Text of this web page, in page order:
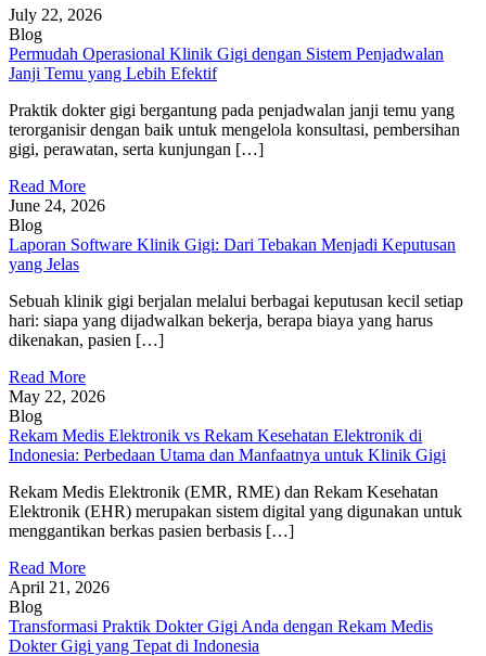
July 22, 2026
Blog
Permudah Operasional Klinik Gigi dengan Sistem Penjadwalan
Janji Temu yang Lebih Efektif
Praktik dokter gigi bergantung pada penjadwalan janji temu yang
terorganisir dengan baik untuk mengelola konsultasi, pembersihan
gigi, perawatan, serta kunjungan […]
Read More
June 24, 2026
Blog
Laporan Software Klinik Gigi: Dari Tebakan Menjadi Keputusan
yang Jelas
Sebuah klinik gigi berjalan melalui berbagai keputusan kecil setiap
hari: siapa yang dijadwalkan bekerja, berapa biaya yang harus
dikenakan, pasien […]
Read More
May 22, 2026
Blog
Rekam Medis Elektronik vs Rekam Kesehatan Elektronik di
Indonesia: Perbedaan Utama dan Manfaatnya untuk Klinik Gigi
Rekam Medis Elektronik (EMR, RME) dan Rekam Kesehatan
Elektronik (EHR) merupakan sistem digital yang digunakan untuk
menggantikan berkas pasien berbasis […]
Read More
April 21, 2026
Blog
Transformasi Praktik Dokter Gigi Anda dengan Rekam Medis
Dokter Gigi yang Tepat di Indonesia